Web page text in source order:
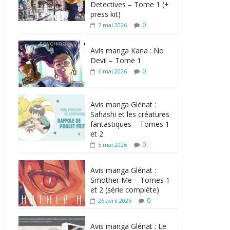
Detectives – Tome 1 (+
press kit)
7 mai 2026 0
Avis manga Kana : No
Devil – Tome 1
6 mai 2026 0
Avis manga Glénat :
Sahashi et les créatures
fantastiques – Tomes 1
et 2
5 mai 2026 0
Avis manga Glénat :
Smother Me – Tomes 1
et 2 (série complète)
26 avril 2026 0
Avis manga Glénat : Le